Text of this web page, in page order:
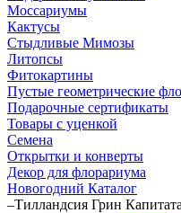
Моссариумы
Кактусы
Стыдливые Мимозы
Литопсы
Фитокартины
Пустые геометрические
Подарочные сертификаты
Товары с уценкой
Семена
Открытки и конверты
Декор для флорариума
Новогодний Каталог
–Тилландсия Грин